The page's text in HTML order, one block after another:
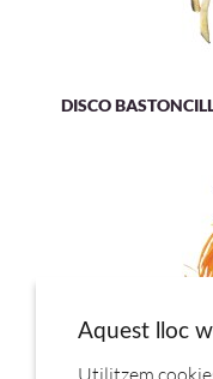
DISCO
Aquest lloc
Utilitzem